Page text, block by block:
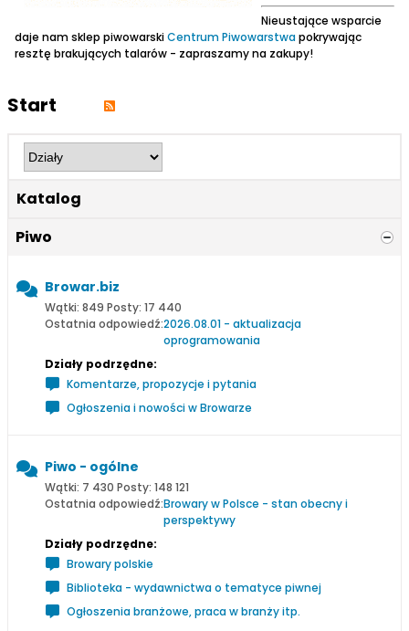
Nieustające wsparcie
daje nam sklep piwowarskiCentrum Piwowarstwapokrywając
resztę brakujących talarów - zapraszamy na zakupy!
Start
Katalog
Piwo
Browar.biz
Wątki: 849 Posty: 17 440
Ostatnia odpowiedź:2026.08.01 - aktualizacja
oprogramowania
Działy podrzędne:
Komentarze, propozycje i pytania
Ogłoszenia i nowości w Browarze
Piwo - ogólne
Wątki: 7 430 Posty: 148 121
Ostatnia odpowiedź:Browary w Polsce - stan obecny i
perspektywy
Działy podrzędne:
Browary polskie
Biblioteka - wydawnictwa o tematyce piwnej
Ogłoszenia branżowe, praca w branży itp.